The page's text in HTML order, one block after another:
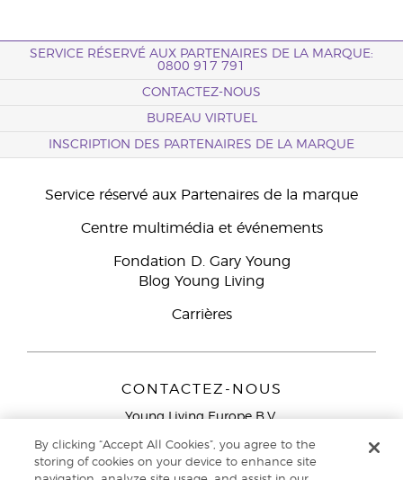
SERVICE RÉSERVÉ AUX PARTENAIRES DE LA MARQUE:
0800 917 791
CONTACTEZ-NOUS
BUREAU VIRTUEL
INSCRIPTION DES PARTENAIRES DE LA MARQUE
Service réservé aux Partenaires de la marque
Centre multimédia et événements
Fondation D. Gary Young
Blog Young Living
Carrières
CONTACTEZ-NOUS
Young Living Europe B.V.
9727 AJ Groningen
By clicking “Accept All Cookies”, you agree to the
storing of cookies on your device to enhance site